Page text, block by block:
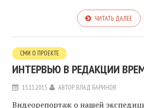
ЧИТАТЬ ДАЛЕЕ
СМИ О ПРОЕКТЕ
ИНТЕРВЬЮ В РЕДАКЦИИ
15.11.2015 АВТОР ВЛАД БАРИНОВ
Видеорепортаж о нашей